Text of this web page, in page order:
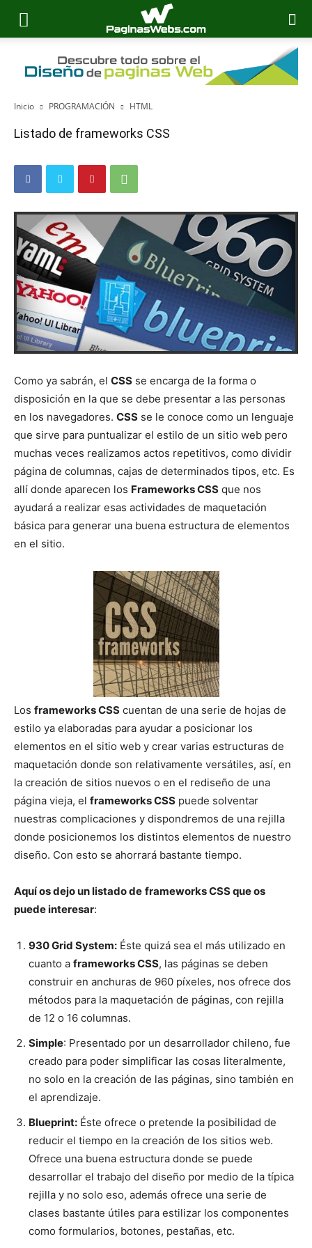
Inicio PROGRAMACIÓN HTML
Listado de frameworks CSS
Como ya sabrán, el CSS se encarga de la forma o
disposición en la que se debe presentar a las personas
en los navegadores. CSS se le conoce como un lenguaje
que sirve para puntualizar el estilo de un sitio web pero
muchas veces realizamos actos repetitivos, como dividir
página de columnas, cajas de determinados tipos, etc. Es
allí donde aparecen los Frameworks CSS que nos
ayudará a realizar esas actividades de maquetación
básica para generar una buena estructura de elementos
en el sitio.
Los frameworks CSS cuentan de una serie de hojas de
estilo ya elaboradas para ayudar a posicionar los
elementos en el sitio web y crear varias estructuras de
maquetación donde son relativamente versátiles, así, en
la creación de sitios nuevos o en el rediseño de una
página vieja, el frameworks CSS puede solventar
nuestras complicaciones y dispondremos de una rejilla
donde posicionemos los distintos elementos de nuestro
diseño. Con esto se ahorrará bastante tiempo.
Aquí os dejo un listado de frameworks CSS que os
puede interesar:
930 Grid System: Éste quizá sea el más utilizado en
cuanto a frameworks CSS, las páginas se deben
construir en anchuras de 960 píxeles, nos ofrece dos
métodos para la maquetación de páginas, con rejilla
de 12 o 16 columnas.
Simple: Presentado por un desarrollador chileno, fue
creado para poder simplificar las cosas literalmente,
no solo en la creación de las páginas, sino también en
el aprendizaje.
Blueprint: Éste ofrece o pretende la posibilidad de
reducir el tiempo en la creación de los sitios web.
Ofrece una buena estructura donde se puede
desarrollar el trabajo del diseño por medio de la típica
rejilla y no solo eso, además ofrece una serie de
clases bastante útiles para estilizar los componentes
como formularios, botones, pestañas, etc.